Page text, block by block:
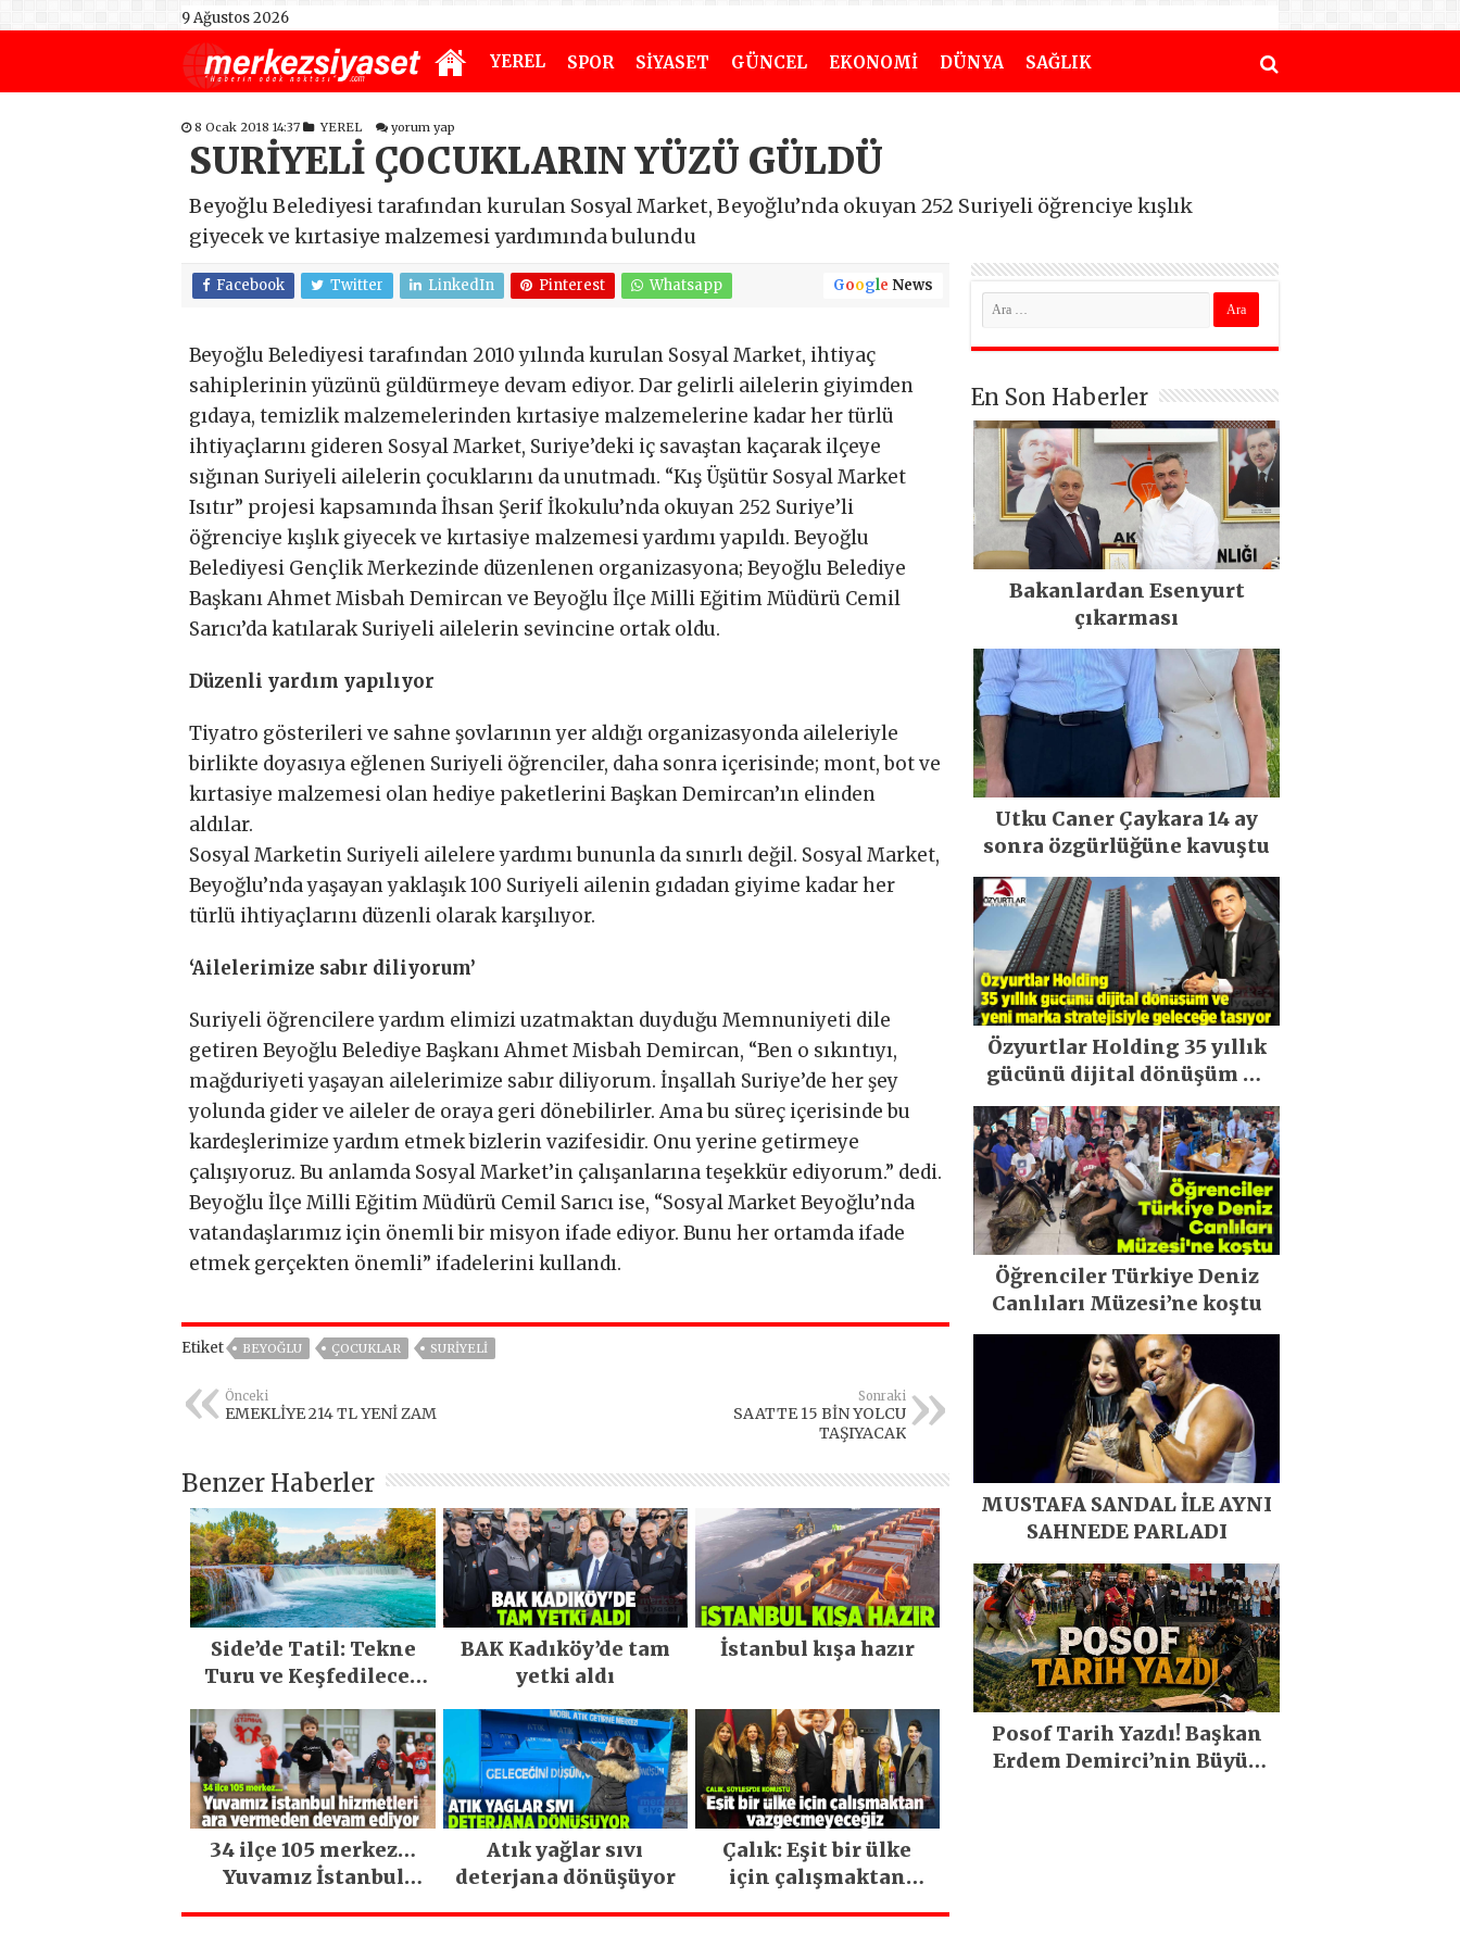
9 Ağustos 2026
YEREL SPOR SİYASET GÜNCEL EKONOMİ DÜNYA SAĞLIK
8 Ocak 2018 14:37 YEREL yorum yap
SURİYELİ ÇOCUKLARIN YÜZÜ GÜLDÜ
Beyoğlu Belediyesi tarafından kurulan Sosyal Market, Beyoğlu’nda okuyan 252 Suriyeli öğrenciye kışlık
giyecek ve kırtasiye malzemesi yardımında bulundu
Facebook Twitter LinkedIn Pinterest Whatsapp Google News
Beyoğlu Belediyesi tarafından 2010 yılında kurulan Sosyal Market, ihtiyaç
sahiplerinin yüzünü güldürmeye devam ediyor. Dar gelirli ailelerin giyimden
gıdaya, temizlik malzemelerinden kırtasiye malzemelerine kadar her türlü
ihtiyaçlarını gideren Sosyal Market, Suriye’deki iç savaştan kaçarak ilçeye
sığınan Suriyeli ailelerin çocuklarını da unutmadı. “Kış Üşütür Sosyal Market
Isıtır” projesi kapsamında İhsan Şerif İkokulu’nda okuyan 252 Suriye’li
öğrenciye kışlık giyecek ve kırtasiye malzemesi yardımı yapıldı. Beyoğlu
Belediyesi Gençlik Merkezinde düzenlenen organizasyona; Beyoğlu Belediye
Başkanı Ahmet Misbah Demircan ve Beyoğlu İlçe Milli Eğitim Müdürü Cemil
Sarıcı’da katılarak Suriyeli ailelerin sevincine ortak oldu.
Düzenli yardım yapılıyor
Tiyatro gösterileri ve sahne şovlarının yer aldığı organizasyonda aileleriyle
birlikte doyasıya eğlenen Suriyeli öğrenciler, daha sonra içerisinde; mont, bot ve
kırtasiye malzemesi olan hediye paketlerini Başkan Demircan’ın elinden
aldılar.
Sosyal Marketin Suriyeli ailelere yardımı bununla da sınırlı değil. Sosyal Market,
Beyoğlu’nda yaşayan yaklaşık 100 Suriyeli ailenin gıdadan giyime kadar her
türlü ihtiyaçlarını düzenli olarak karşılıyor.
‘Ailelerimize sabır diliyorum’
Suriyeli öğrencilere yardım elimizi uzatmaktan duyduğu Memnuniyeti dile
getiren Beyoğlu Belediye Başkanı Ahmet Misbah Demircan, “Ben o sıkıntıyı,
mağduriyeti yaşayan ailelerimize sabır diliyorum. İnşallah Suriye’de her şey
yolunda gider ve aileler de oraya geri dönebilirler. Ama bu süreç içerisinde bu
kardeşlerimize yardım etmek bizlerin vazifesidir. Onu yerine getirmeye
çalışıyoruz. Bu anlamda Sosyal Market’in çalışanlarına teşekkür ediyorum.” dedi.
Beyoğlu İlçe Milli Eğitim Müdürü Cemil Sarıcı ise, “Sosyal Market Beyoğlu’nda
vatandaşlarımız için önemli bir misyon ifade ediyor. Bunu her ortamda ifade
etmek gerçekten önemli” ifadelerini kullandı.
Etiket BEYOĞLU ÇOCUKLAR SURIYELI
Önceki
EMEKLİYE 214 TL YENİ ZAM
Sonraki
SAATTE 15 BİN YOLCU
TAŞIYACAK
Benzer Haberler
Side’de Tatil: Tekne
Turu ve Keşfedilecek
BAK Kadıköy’de tam
yetki aldı
İstanbul kışa hazır
34 ilçe 105 merkez…
Yuvamız İstanbul
Atık yağlar sıvı
deterjana dönüşüyor
Çalık: Eşit bir ülke
için çalışmaktan
En Son Haberler
Bakanlardan Esenyurt
çıkarması
Utku Caner Çaykara 14 ay
sonra özgürlüğüne kavuştu
Özyurtlar Holding 35 yıllık
gücünü dijital dönüşüm ve
yeni marka stratejisiyle
geleceğe taşıyor
Öğrenciler Türkiye Deniz
Canlıları Müzesi’ne koştu
MUSTAFA SANDAL İLE AYNI
SAHNEDE PARLADI
Posof Tarih Yazdı! Başkan
Erdem Demirci’nin Büyük